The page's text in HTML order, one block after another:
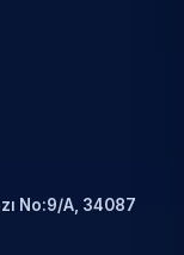
No:9/A, 34087